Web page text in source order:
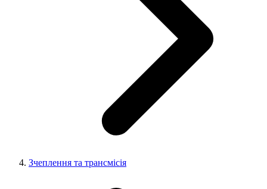
Зчеплення та трансмісія